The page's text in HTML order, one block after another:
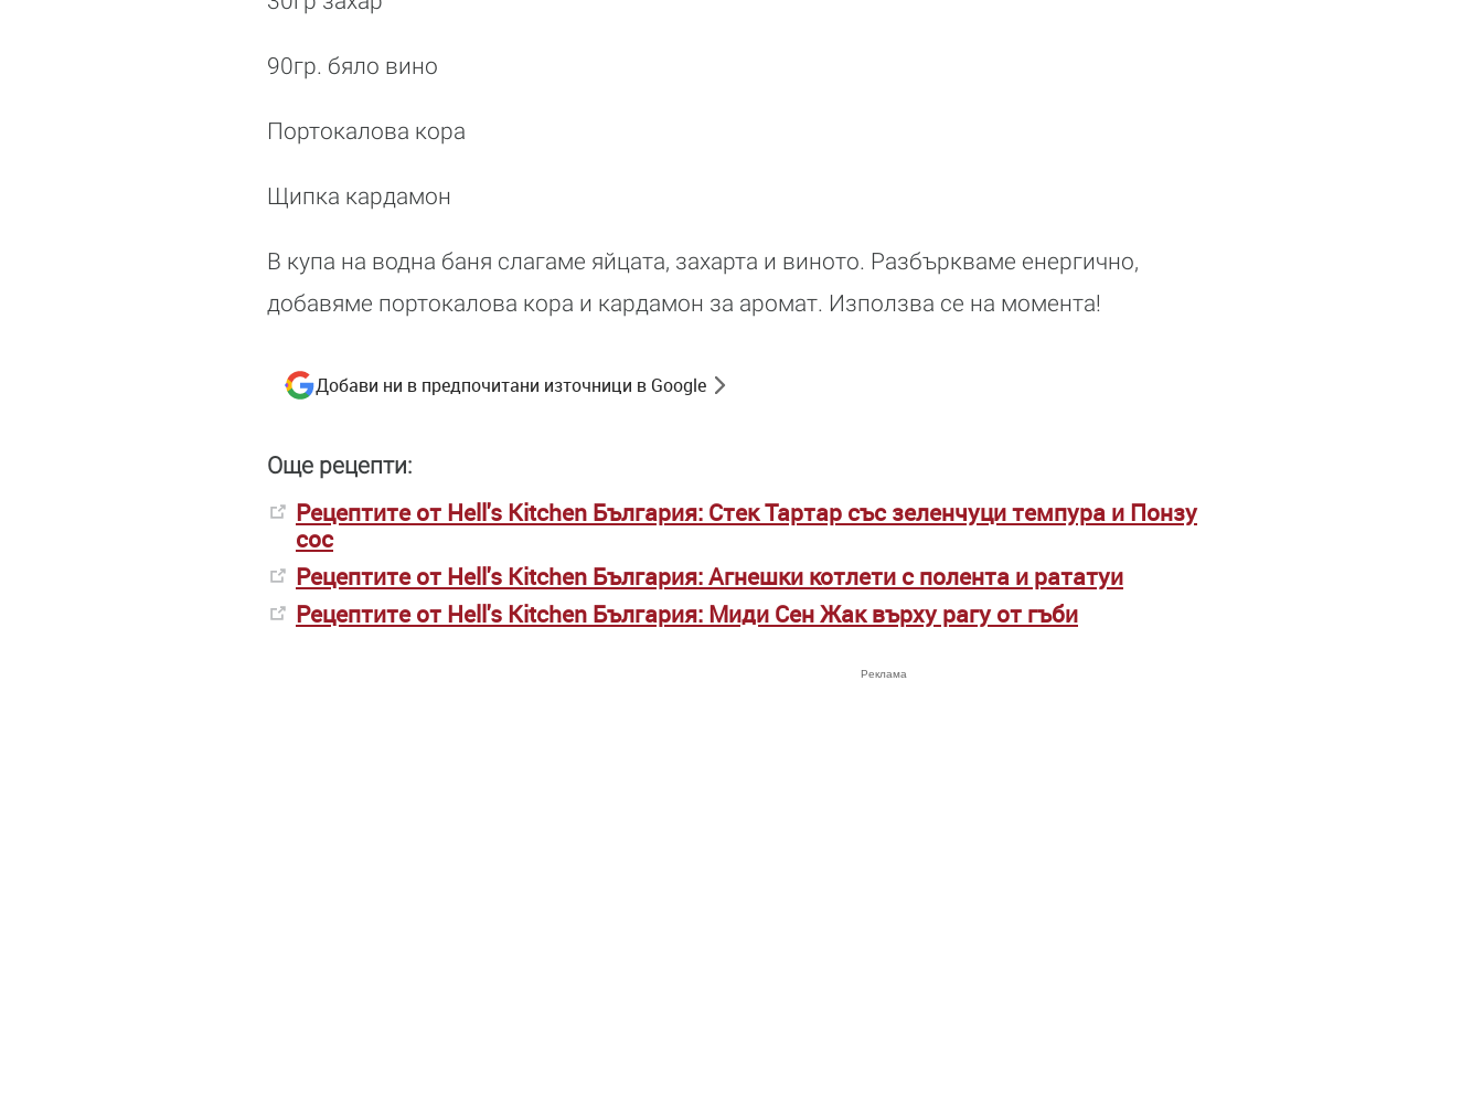
90гр. бяло вино
Портокалова кора
Щипка кардамон
В купа на водна баня слагаме яйцата, захарта и виното. Разбъркваме енергично,
добавяме портокалова кора и кардамон за аромат. Използва се на момента!
Добави ни в предпочитани източници в Google
Още рецепти:
Рецептите от Hell's Kitchen България: Стек Тартар със зеленчуци темпура и Понзу
сос
Рецептите от Hell's Kitchen България: Агнешки котлети с полента и рататуи
Рецептите от Hell's Kitchen България: Миди Сен Жак върху рагу от гъби